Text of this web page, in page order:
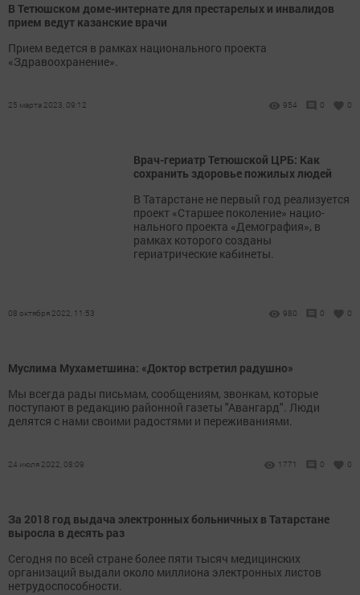
В Тетюшском доме-интернате для престарелых и инвалидов
прием ведут казанские врачи
Прием ведется в рамках национального проекта
«Здравоохранение».
25 марта 2023, 09:12 954 0 0
Врач-гериатр Тетюшской ЦРБ: Как
сохранить здоровье пожилых людей
В Татарстане не первый год реализуется
проект «Старшее поколение» нацио­
нального проекта «Демография», в
рамках которого созданы
гериатрические кабинеты.
08 октября 2022, 11:53 980 0 0
Муслима Мухаметшина: «Доктор встретил радушно»
Мы всегда рады письмам, сообщениям, звонкам, которые
поступают в редакцию районной газеты "Авангард". Люди
делятся с нами своими радос­тями и переживаниями.
24 июля 2022, 08:09 1771 0 0
За 2018 год выдача электронных больничных в Татарстане
выросла в десять раз
Сегодня по всей стране более пяти тысяч медицинских
организаций выдали около миллиона электронных листов
нетрудоспособности.